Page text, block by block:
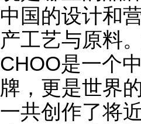
中国的设计和
产工艺与原料
CHOO是一个
牌，更是世界
一共创作了将